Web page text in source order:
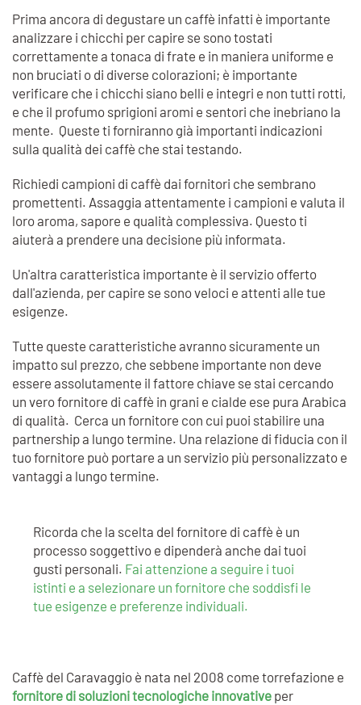
Prima ancora di degustare un caffè infatti è importante
analizzare i chicchi per capire se sono tostati
correttamente a tonaca di frate e in maniera uniforme e
non bruciati o di diverse colorazioni; è importante
verificare che i chicchi siano belli e integri e non tutti rotti,
e che il profumo sprigioni aromi e sentori che inebriano la
mente. Queste ti forniranno già importanti indicazioni
sulla qualità dei caffè che stai testando.
Richiedi campioni di caffè dai fornitori che sembrano
promettenti. Assaggia attentamente i campioni e valuta il
loro aroma, sapore e qualità complessiva. Questo ti
aiuterà a prendere una decisione più informata.
Un'altra caratteristica importante è il servizio offerto
dall'azienda, per capire se sono veloci e attenti alle tue
esigenze.
Tutte queste caratteristiche avranno sicuramente un
impatto sul prezzo, che sebbene importante non deve
essere assolutamente il fattore chiave se stai cercando
un vero fornitore di caffè in grani e cialde ese pura Arabica
di qualità. Cerca un fornitore con cui puoi stabilire una
partnership a lungo termine. Una relazione di fiducia con il
tuo fornitore può portare a un servizio più personalizzato e
vantaggi a lungo termine.
Ricorda che la scelta del fornitore di caffè è un
processo soggettivo e dipenderà anche dai tuoi
gusti personali. Fai attenzione a seguire i tuoi
istinti e a selezionare un fornitore che soddisfi le
tue esigenze e preferenze individuali.
Caffè del Caravaggio è nata nel 2008 come torrefazione e
fornitore di soluzioni tecnologiche innovative per